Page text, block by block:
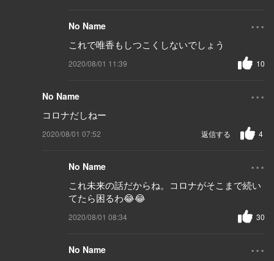
No Name ...
これで唯香もしつこくしないでしょう
2020/08/01 11:39 10
No Name ...
コロナだしねー
2020/08/01 07:52 4
返信する
No Name ...
これ未来の話だからね。コロナがそこまで続い
てたら困るわ😂😂
2020/08/01 08:34 30
No Name ...